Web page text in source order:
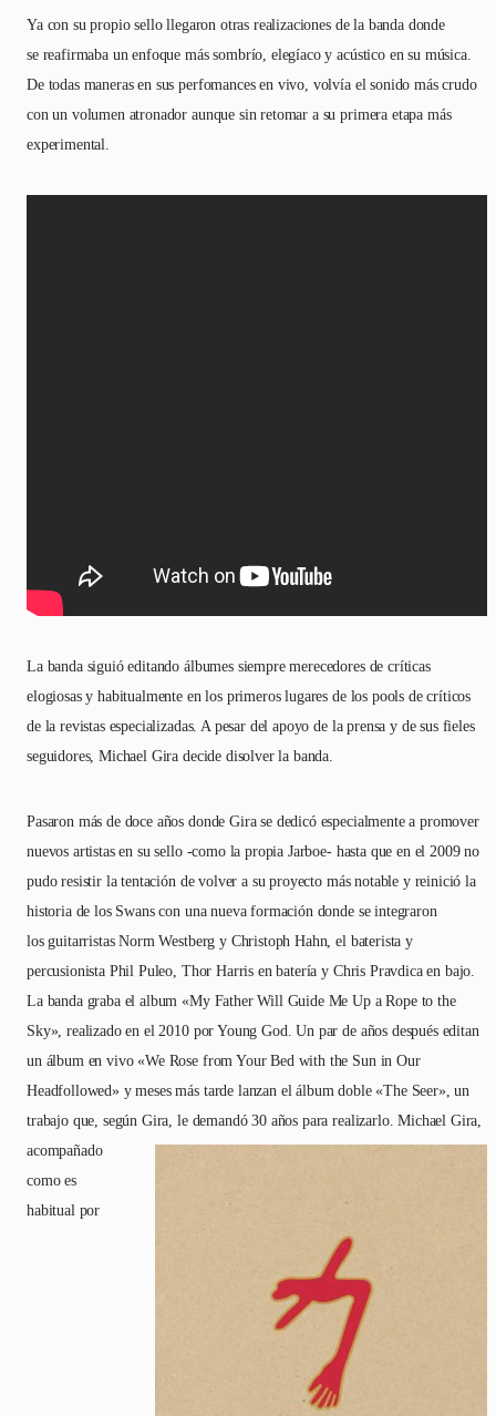
Ya con su propio sello llegaron otras realizaciones de la banda donde
se reafirmaba un enfoque más sombrío, elegíaco y acústico en su música.
De todas maneras en sus perfomances en vivo, volvía el sonido más crudo
con un volumen atronador aunque sin retomar a su primera etapa más
experimental.
La banda siguió editando álbumes siempre merecedores de críticas
elogiosas y habitualmente en los primeros lugares de los pools de críticos
de la revistas especializadas. A pesar del apoyo de la prensa y de sus fieles
seguidores, Michael Gira decide disolver la banda.
Pasaron más de doce años donde Gira se dedicó especialmente a promover
nuevos artistas en su sello -como la propia Jarboe- hasta que en el 2009 no
pudo resistir la tentación de volver a su proyecto más notable y reinició la
historia de los Swans con una nueva formación donde se integraron
los guitarristas Norm Westberg y Christoph Hahn, el baterista y
percusionista Phil Puleo, Thor Harris en batería y Chris Pravdica en bajo.
La banda graba el album «My Father Will Guide Me Up a Rope to the
Sky», realizado en el 2010 por Young God. Un par de años después editan
un álbum en vivo «We Rose from Your Bed with the Sun in Our
Headfollowed» y meses más tarde lanzan el álbum doble «The Seer», un
trabajo que, según Gira, le demandó 30 años para realizarlo.Michael Gira,
acompañado
como es
habitual por